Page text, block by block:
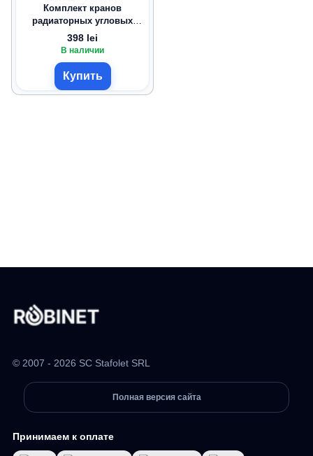
Комплект кранов
радиаторных угловых
1/2″×1/2″, хром
398 lei
В наличии
Купить
© 2007 - 2026 SC Stafolet SRL
Полная версия сайта
Принимаем к оплате